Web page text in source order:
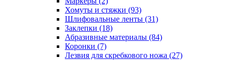
Хомуты и стяжки (93)
Шлифовальные ленты (31)
Заклепки (18)
Абразивные материалы (84)
Коронки (7)
Лезвия для скребкового ножа (27)